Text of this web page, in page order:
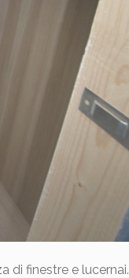
di finestre e